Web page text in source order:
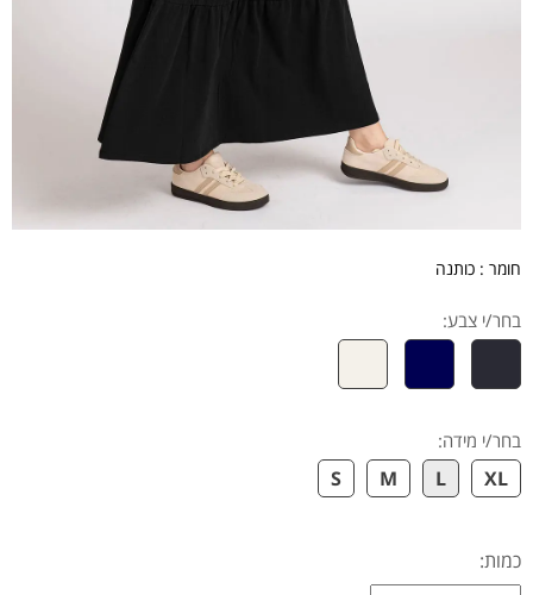
חומר : כותנה
בחר/י צבע:
בחר/י מידה:
XL
L
M
S
כמות: